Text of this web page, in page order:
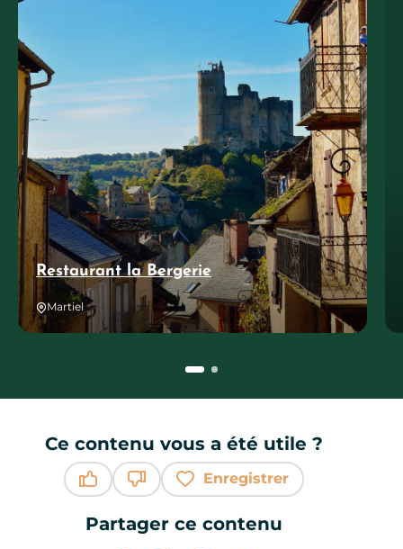
Restaurant la Bergerie
Martiel
Ce contenu vous a été utile ?
Enregistrer
Partager ce contenu